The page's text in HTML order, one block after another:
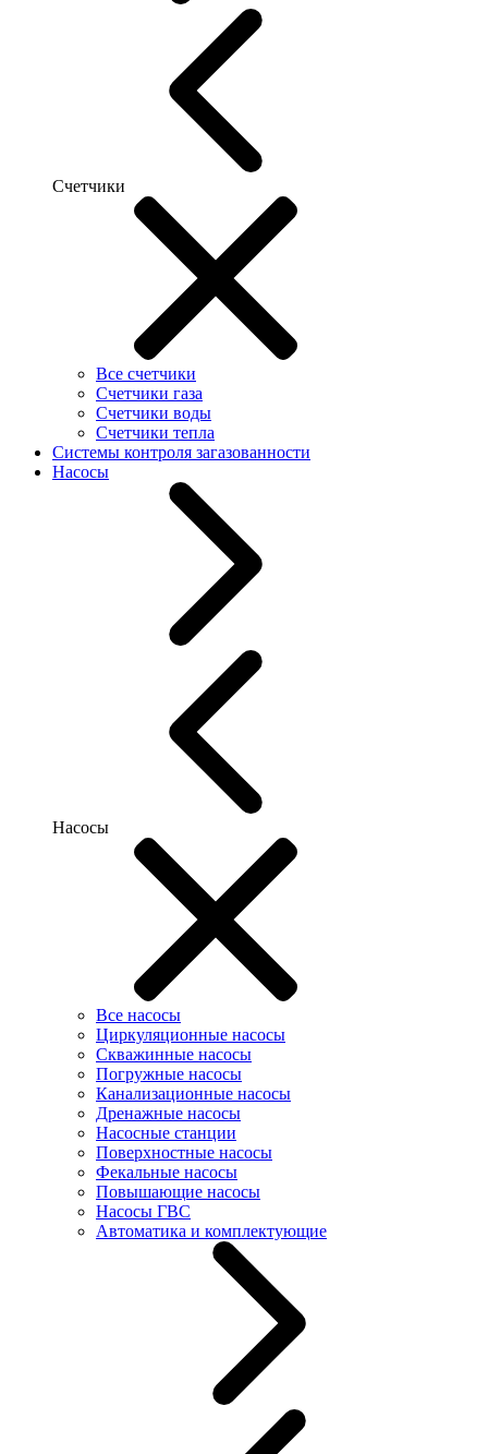
Счетчики
Все счетчики
Счетчики газа
Счетчики воды
Счетчики тепла
Системы контроля загазованности
Насосы
Насосы
Все насосы
Циркуляционные насосы
Скважинные насосы
Погружные насосы
Канализационные насосы
Дренажные насосы
Насосные станции
Поверхностные насосы
Фекальные насосы
Повышающие насосы
Насосы ГВС
Автоматика и комплектующие